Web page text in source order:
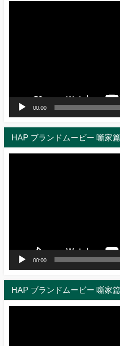
00:00
HAP ブランドムービー 噺家篇
00:00
HAP ブランドムービー 噺家